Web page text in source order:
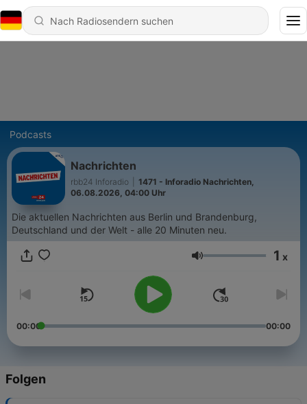
Podcasts
Nachrichten
rbb24 Inforadio
1471 - Inforadio Nachrichten,
06.08.2026, 04:00 Uhr
Die aktuellen Nachrichten aus Berlin und Brandenburg,
Deutschland und der Welt - alle 20 Minuten neu.
Lautstärke 1 x
00:00 00:00
Folgen